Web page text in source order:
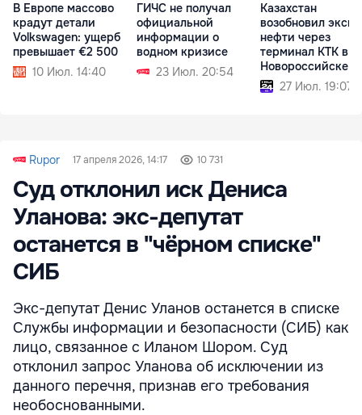
В Европе массово
крадут детали
Volkswagen: ущерб
превышает €2 500
10 Июл. 14:40
ГИЧС не получал
официальной
информации о
водном кризисе
23 Июл. 20:54
Казахстан
возобновил
нефти через
терминал КТК в
Новороссийске
27 Июл. 19:07
Rupor 17 апреля 2026, 14:17 10 731
Суд отклонил иск Дениса
Уланова: экс-депутат
останется в "чёрном списке"
СИБ
Экс-депутат Денис Уланов останется в списке
Службы информации и безопасности (СИБ) как
лицо, связанное с Иланом Шором. Суд
отклонил запрос Уланова об исключении из
данного перечня, признав его требования
необоснованными.